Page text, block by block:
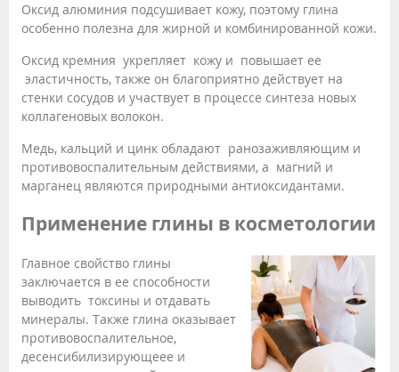
Оксид алюминия подсушивает кожу, поэтому глина
особенно полезна для жирной и комбинированной кожи.
Оксид кремния укрепляет кожу и повышает ее
эластичность, также он благоприятно действует на
стенки сосудов и участвует в процессе синтеза новых
коллагеновых волокон.
Медь, кальций и цинк обладают ранозаживляющим и
противовоспалительным действиями, а магний и
марганец являются природными антиоксидантами.
Применение глины в косметологии
Главное свойство глины
заключается в ее способности
выводить токсины и отдавать
минералы. Также глина оказывает
противовоспалительное,
десенсибилизирующеее и